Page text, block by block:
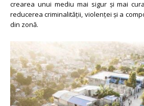
crearea unui mediu mai sigur și mai
reducerea criminalității, violenței și a
din zonă.